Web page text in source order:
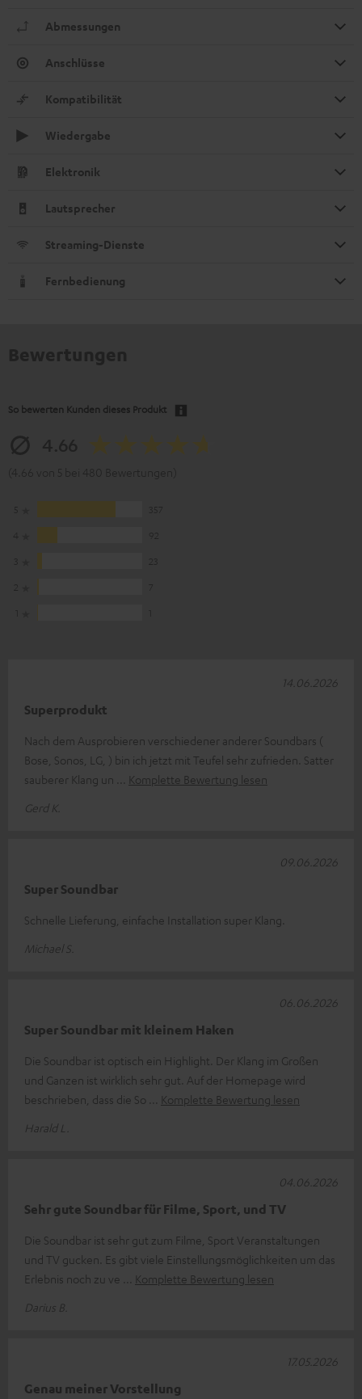
Abmessungen
Anschlüsse
Kompatibilität
Wiedergabe
Elektronik
Lautsprecher
Streaming-Dienste
Fernbedienung
So bewerten Kunden dieses Produkt
Superprodukt
Nach dem Ausprobieren verschiedener anderer Soundbars (
Bose, Sonos, LG, ) bin ich jetzt mit Teufel sehr zufrieden. Satter
sauberer Klang un
Komplette Bewertung lesen
Gerd K.
14.06.2026
Super Soundbar
Schnelle Lieferung, einfache Installation super Klang.
Michael S.
09.06.2026
Super Soundbar mit kleinem Haken
Die Soundbar ist optisch ein Highlight. Der Klang im Großen
und Ganzen ist wirklich sehr gut. Auf der Homepage wird
beschrieben, dass die So
Komplette Bewertung lesen
Harald L.
06.06.2026
Sehr gute Soundbar für Filme, Sport, und TV
Die Soundbar ist sehr gut zum Filme, Sport Veranstaltungen
und TV gucken. Es gibt viele Einstellungsmöglichkeiten um das
Erlebnis noch zu ve
Komplette Bewertung lesen
Darius B.
04.06.2026
Genau meiner Vorstellung
17.05.2026